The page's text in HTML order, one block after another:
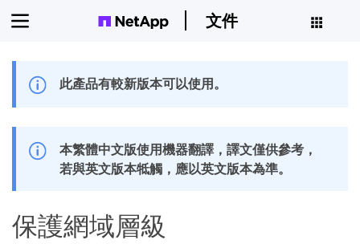
文件
此產品有較新版本可以使用。
本繁體中文版使用機器翻譯，譯文僅供參考，
若與英文版本牴觸，應以英文版本為準。
保護網域層級